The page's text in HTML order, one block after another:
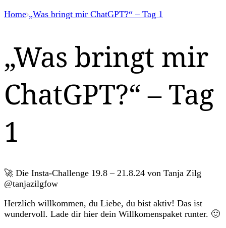
Home „Was bringt mir ChatGPT?“ – Tag 1
„Was bringt mir
ChatGPT?“ – Tag
1
🚀 Die Insta-Challenge 19.8 – 21.8.24 von Tanja Zilg
@tanjazilgfow
Herzlich willkommen, du Liebe, du bist aktiv! Das ist
wundervoll. Lade dir hier dein Willkomenspaket runter. 🙂